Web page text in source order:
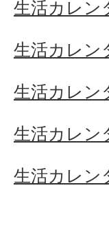
生活カレン
生活カレン
生活カレン
生活カレン
生活カレン